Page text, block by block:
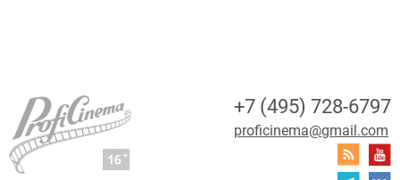
+7 (495) 728-6797
proficinema@gmail.com